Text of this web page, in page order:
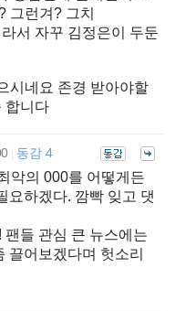
그런겨? 그치
서 자꾸 김정은이 두둔
시네요 존경 받아야할
합니다
동감 4
악의 000를 어떻게든
요하겠다. 깜빡 잊고 댓
들 관심 큰 뉴스에는
끌어보겠다며 헛소리